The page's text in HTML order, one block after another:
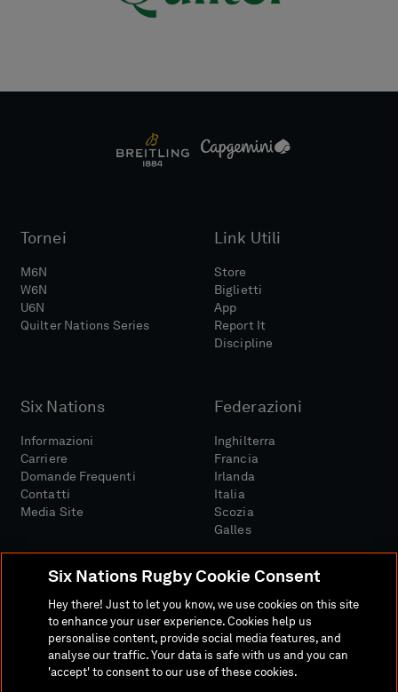
Tornei
M6N
W6N
U6N
Quilter Nations Series
Link Utili
Store
Biglietti
App
Report It
Discipline
Six Nations
Informazioni
Carriere
Domande Frequenti
Contatti
Media Site
Federazioni
Inghilterra
Francia
Irlanda
Italia
Scozia
Galles
Sito MediaTermini E Condizioni
Politica Sulla RiservatezzaInformativa Sui Cookie
Politica Sociale E Digitale
Six Nations Rugby Cookie Consent
Hey there! Just to let you know, we use cookies on this site
to enhance your user experience. Cookies help us
personalise content, provide social media features, and
analyse our traffic. Your data is safe with us and you can
'accept' to consent to our use of these cookies.